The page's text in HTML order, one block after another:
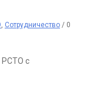
Сотрудничество / 0
РСТО с